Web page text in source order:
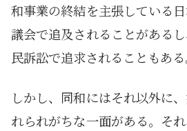
和事業の終結を主張している
議会で追及されることがある
民訴訟で追求されることもある
しかし、同和にはそれ以外に
れられがちな一面がある。そ